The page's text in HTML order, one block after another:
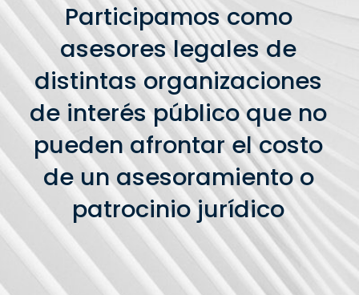
Participamos como
asesores legales de
distintas organizaciones
de interés público que no
pueden afrontar el costo
de un asesoramiento o
patrocinio jurídico